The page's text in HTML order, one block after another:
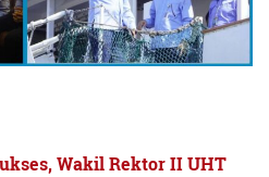
Wakil Rektor II UHT